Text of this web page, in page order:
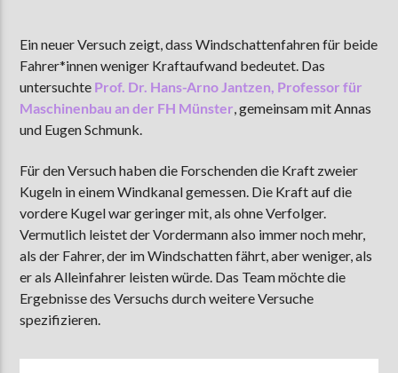
AKTUELLE SENDUNG
COFFEESHOP
09:00 12:00
ZU HÖREN IN Münster 90,9 MHz Steinfurt 103,9 MHz
Ein neuer Versuch zeigt, dass Windschattenfahren für beide
Fahrer*innen weniger Kraftaufwand bedeutet. Das
untersuchte Prof. Dr. Hans-Arno Jantzen, Professor für
Maschinenbau an der FH Münster, gemeinsam mit Annas
und Eugen Schmunk.
Für den Versuch haben die Forschenden die Kraft zweier
Kugeln in einem Windkanal gemessen. Die Kraft auf die
vordere Kugel war geringer mit, als ohne Verfolger.
Vermutlich leistet der Vordermann also immer noch mehr,
als der Fahrer, der im Windschatten fährt, aber weniger, als
er als Alleinfahrer leisten würde. Das Team möchte die
Ergebnisse des Versuchs durch weitere Versuche
spezifizieren.